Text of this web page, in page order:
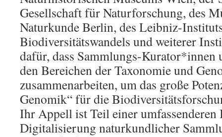
Gesellschaft für Naturforschung, des
Naturkunde Berlin, des Leibniz-
Biodiversitätswandels und weiterer
dafür, dass Sammlungs-Kurator*innen
den Bereichen der Taxonomie und
zusammenarbeiten, um das große
Genomik“ für die
Ihr Appell ist Teil einer umfassenderen
Digitalisierung naturkundlicher